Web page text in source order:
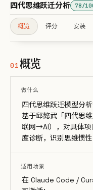
四代思维跃迁分析 78/
概览 评分 安装
01概览
做什么
四代思维跃迁模型分
基于邱懿武「四代思
联网→AI），对具体项
度诊断，识别思维惯性
适用场景
在 Claude Code /